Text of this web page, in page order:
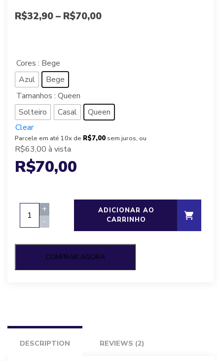
R$32,90– R$70,00
Cores : Bege
Azul
Bege
Tamanhos : Queen
Solteiro
Casal
Queen
Clear
Parcele em até 10x de R$7,00sem juros, ou
R$63,00 à vista
R$70,00
com
quantity
+
-
ADICIONAR AO
CARRINHO
COMPRAR AGORA
DESCRIPTION REVIEWS (2)